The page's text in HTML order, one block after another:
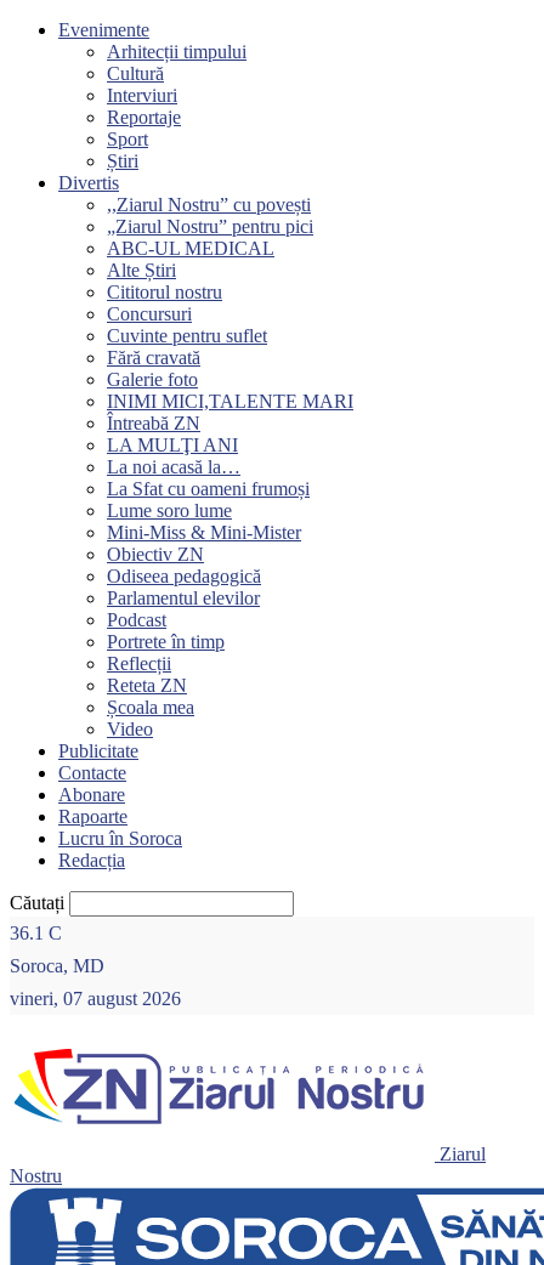
Evenimente
Arhitecții timpului
Cultură
Interviuri
Reportaje
Sport
Știri
Divertis
,,Ziarul Nostru” cu povești
„Ziarul Nostru” pentru pici
ABC-UL MEDICAL
Alte Știri
Cititorul nostru
Concursuri
Cuvinte pentru suflet
Fără cravată
Galerie foto
INIMI MICI,TALENTE MARI
Întreabă ZN
LA MULŢI ANI
La noi acasă la…
La Sfat cu oameni frumoși
Lume soro lume
Mini-Miss & Mini-Mister
Obiectiv ZN
Odiseea pedagogică
Parlamentul elevilor
Podcast
Portrete în timp
Reflecții
Reteta ZN
Școala mea
Video
Publicitate
Contacte
Abonare
Rapoarte
Lucru în Soroca
Redacția
Căutați
36.1 C
Soroca, MD
vineri, 07 august 2026
Ziarul
Nostru